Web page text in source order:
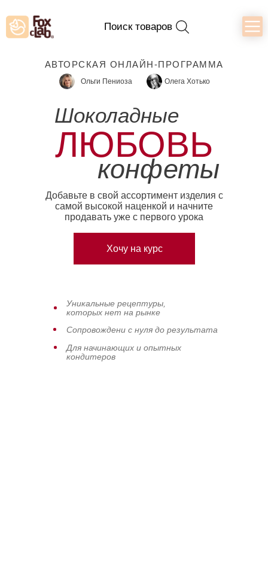
Поиск товаров
Шоколадные
ЛЮБОВЬ
конфеты
АВТОРСКАЯ ОНЛАЙН-ПРОГРАММА
Хочу на курс
Ольги Пениоза Олега Хотько
Добавьте в свой ассортимент изделия с
самой высокой наценкой и начните
продавать уже с первого урока
Уникальные рецептуры,
которых нет на рынке
Для начинающих и опытных
кондитеров
Сопровождени с нуля до результата